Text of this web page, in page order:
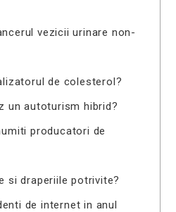
vezicii urinare non-
de colesterol?
un autoturism hibrid?
producatori de
si draperiile potrivite?
de internet in anul